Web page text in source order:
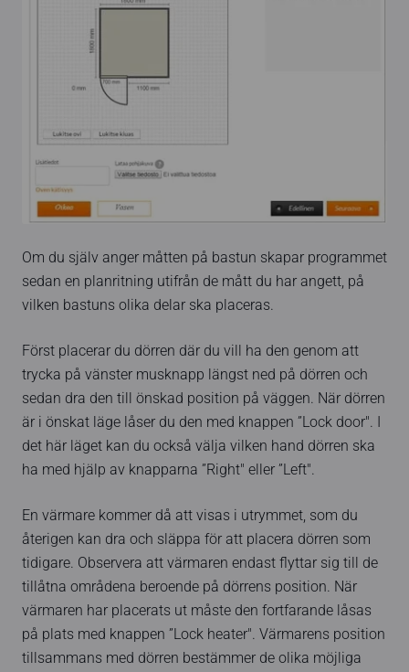
Om du själv anger måtten på bastun skapar programmet
sedan en planritning utifrån de mått du har angett, på
vilken bastuns olika delar ska placeras.
Först placerar du dörren där du vill ha den genom att
trycka på vänster musknapp längst ned på dörren och
sedan dra den till önskad position på väggen. När dörren
är i önskat läge låser du den med knappen ”Lock door". I
det här läget kan du också välja vilken hand dörren ska
ha med hjälp av knapparna ”Right" eller ”Left".
En värmare kommer då att visas i utrymmet, som du
återigen kan dra och släppa för att placera dörren som
tidigare. Observera att värmaren endast flyttar sig till de
tillåtna områdena beroende på dörrens position. När
värmaren har placerats ut måste den fortfarande låsas
på plats med knappen ”Lock heater". Värmarens position
tillsammans med dörren bestämmer de olika möjliga